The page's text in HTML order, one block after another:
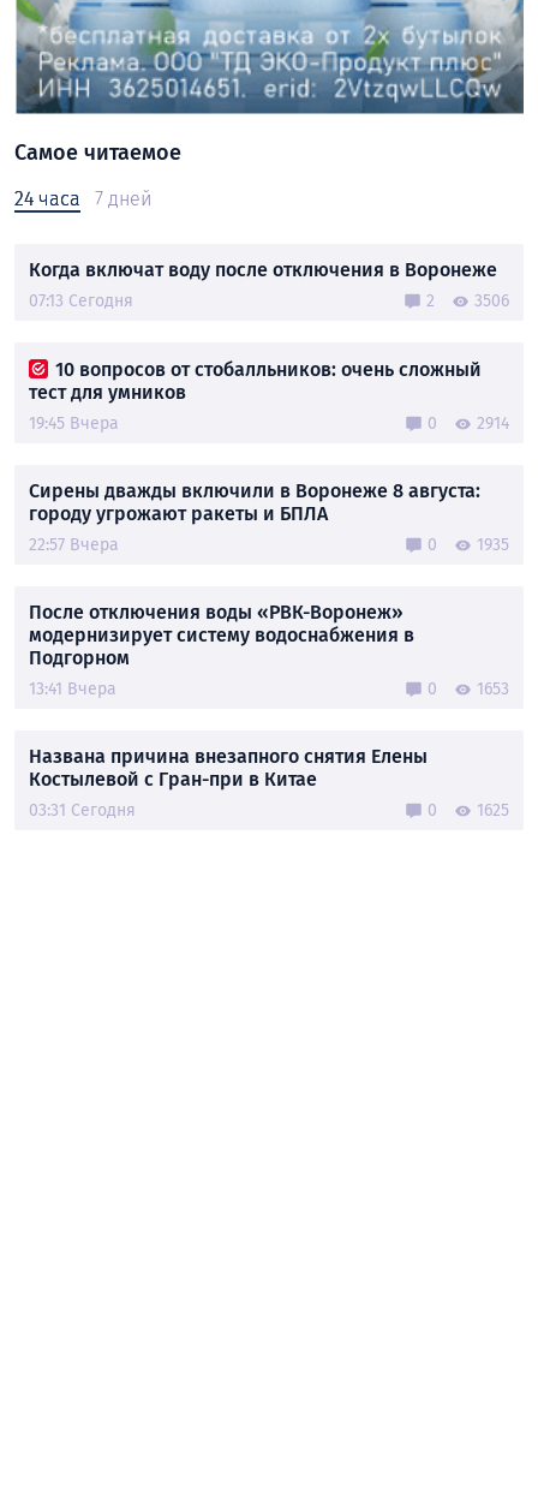
Самое читаемое
24 часа 7 дней
Когда включат воду после отключения в Воронеже
07:13 Сегодня 2 3506
10 вопросов от стобалльников: очень сложный
тест для умников
19:45 Вчера 0 2914
Сирены дважды включили в Воронеже 8 августа:
городу угрожают ракеты и БПЛА
22:57 Вчера 0 1935
После отключения воды «РВК-Воронеж»
модернизирует систему водоснабжения в
Подгорном
13:41 Вчера 0 1653
Названа причина внезапного снятия Елены
Костылевой с Гран-при в Китае
03:31 Сегодня 0 1625